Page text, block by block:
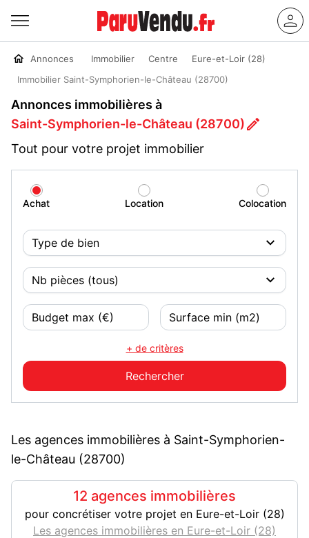
Annonces Immobilier Centre
Eure-et-Loir (28)
Immobilier Saint-Symphorien-le-Château (28700)
Annonces immobilières à
Saint-Symphorien-le-Château (28700)
Tout pour votre projet immobilier
Achat Location Colocation
+ de critères
Les agences immobilières à Saint-Symphorien-
le-Château (28700)
12 agences immobilières
pour concrétiser votre projet en Eure-et-Loir (28)
Les agences immobilières en Eure-et-Loir (28)